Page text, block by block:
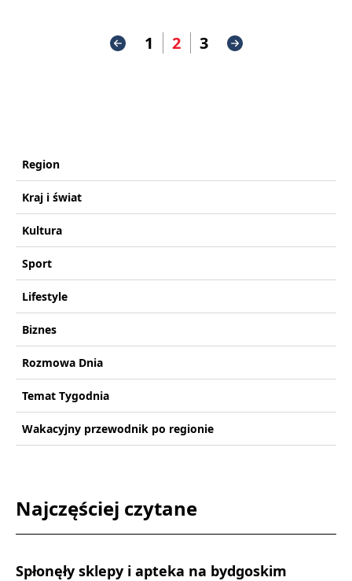
1 2 3
Region
Kraj i świat
Kultura
Sport
Lifestyle
Biznes
Rozmowa Dnia
Temat Tygodnia
Wakacyjny przewodnik po regionie
Najczęściej czytane
Spłonęły sklepy i apteka na bydgoskim